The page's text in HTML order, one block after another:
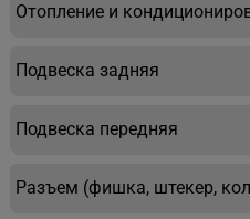
Отопление и
Подвеска задняя
Подвеска передняя
Разъем (фишка, штекер,